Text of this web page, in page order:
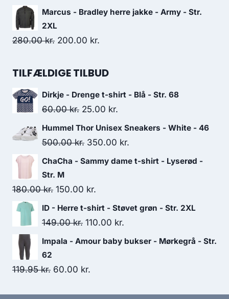
price
199.00 kr..
price
Marcus - Bradley herre jakke - Army - Str.
2XL
280.00kr. Original
was:
200.00 kr.
is:
TILFÆLDIGE TILBUD
Dirkje - Drenge t-shirt - Blå - Str. 68
60.00kr. Original
price
was:
25.00 kr.
price
is:
Hummel Thor Unisex Sneakers - White - 46
500.00kr. Original
price
500.00 kr..
350.00 kr.
price
ChaCha - Sammy dame t-shirt - Lyserød -
Str. M
180.00kr. Original
price
was:
150.00 kr.
price
is:
ID - Herre t-shirt - Støvet grøn - Str. 2XL
149.00kr. Original
price
149.00 kr..
110.00 kr.
price
Impala - Amour baby bukser - Mørkegrå - Str.
62
119.95kr. Original
60.00 kr.